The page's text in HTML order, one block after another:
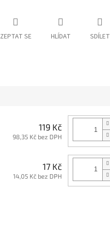
ZEPTAT SE HLÍDAT SDÍLET
119 Kč
98,35 Kč bez DPH
17 Kč
14,05 Kč bez DPH